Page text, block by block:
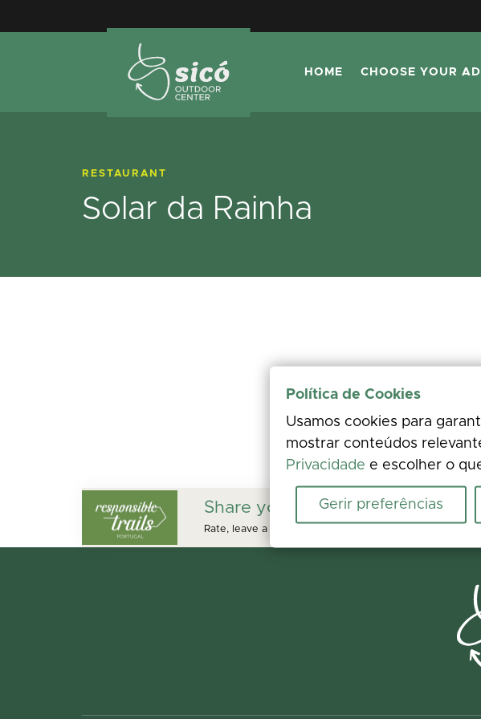
HOME CHOOSE YOUR
RESTAURANT
Solar da Rainha
Share your experience
Rate, leave a comment, and add photos. Your feedback
Política de Cookies
Usamos cookies para
mostrar conteúdos
Privacidade e escolher o
Gerir preferências